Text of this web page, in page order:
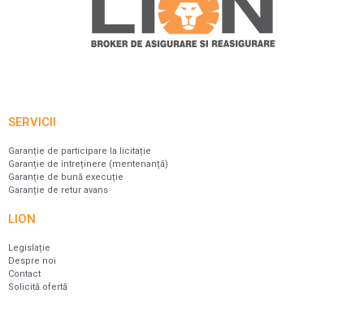
SERVICII
Garanție de participare la licitație
Garanție de întreținere (mentenanță)
Garanție de bună execuție
Garanție de retur avans
LION
Legislație
Despre noi
Contact
Solicită ofertă